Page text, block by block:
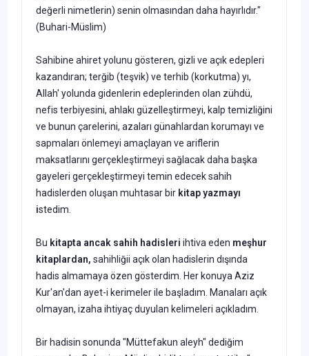
değerli nimetlerin) senin olmasından daha hayırlıdır."
(Buhari-Müslim)
Sahibine ahiret yolunu gösteren, gizli ve açık edepleri
kazandıran; terğib (teşvik) ve terhib (korkutma) yı,
Allah' yolunda gidenlerin edeplerinden olan zühdü,
nefis terbiyesini, ahlakı güzelleştirmeyi, kalp temizliğini
ve bunun çarelerini, azaları günahlardan korumayı ve
sapmaları önlemeyi amaçlayan ve ariflerin
maksatlarını gerçekleştirmeyi sağlacak daha başka
gayeleri gerçekleştirmeyi temin edecek sahih
hadislerden oluşan muhtasar bir kitapyazmayı
istedim.
Bu kitapta ancak sahih hadisleri ihtiva eden meşhur
kitaplardan, sahihliğii açık olan hadislerin dışında
hadis almamaya özen gösterdim. Her konuya Aziz
Kur'an'dan ayet-i kerimeler ile başladım. Manaları açık
olmayan, izaha ihtiyaç duyulan kelimeleri açıkladım.
Bir hadisin sonunda "Müttefakun aleyh" dediğim